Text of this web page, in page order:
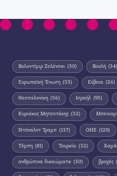
Βολοντίμιρ Ζελένσκι (30) Βουλή (34)
Ευρωπαϊκή Ένωση (33) Εύβοια (26)
Θεσσαλονίκη (56) Ισραήλ (95)
Κυριάκος Μητσοτάκης (32)
Ντόναλντ Τραμπ (137) ΟΗΕ (129)
Τέμπη (81) Τουρκία (32)
ανθρώπινα δικαιώματα (30) βροχές